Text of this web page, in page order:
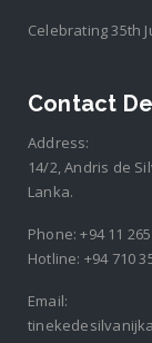
Celebrating 35th
Contact
Address:
14/2, Andris de
Lanka.
Phone:+94 11
Hotline: +94 710
Email: